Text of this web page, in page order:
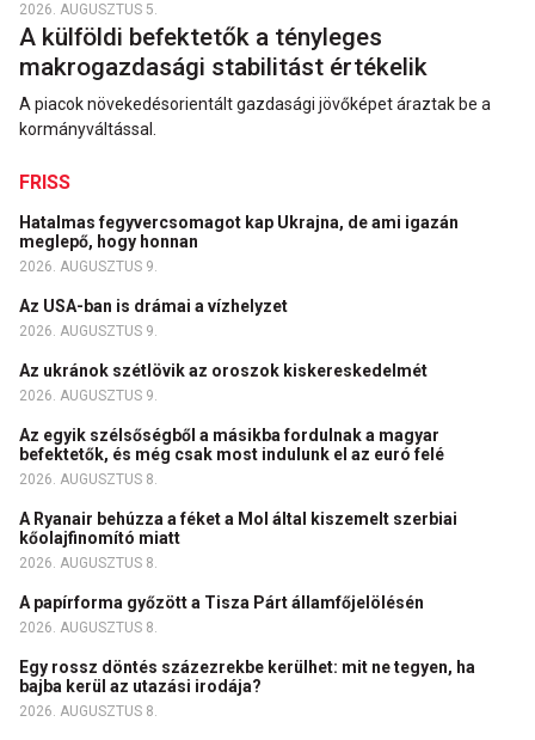
2026. AUGUSZTUS 5.
A külföldi befektetők a tényleges
makrogazdasági stabilitást értékelik
A piacok növekedésorientált gazdasági jövőképet áraztak be a
kormányváltással.
FRISS
Hatalmas fegyvercsomagot kap Ukrajna, de ami igazán
meglepő, hogy honnan
2026. AUGUSZTUS 9.
Az USA-ban is drámai a vízhelyzet
2026. AUGUSZTUS 9.
Az ukránok szétlövik az oroszok kiskereskedelmét
2026. AUGUSZTUS 9.
Az egyik szélsőségből a másikba fordulnak a magyar
befektetők, és még csak most indulunk el az euró felé
2026. AUGUSZTUS 8.
A Ryanair behúzza a féket a Mol által kiszemelt szerbiai
kőolajfinomító miatt
2026. AUGUSZTUS 8.
A papírforma győzött a Tisza Párt államfőjelölésén
2026. AUGUSZTUS 8.
Egy rossz döntés százezrekbe kerülhet: mit ne tegyen, ha
bajba kerül az utazási irodája?
2026. AUGUSZTUS 8.